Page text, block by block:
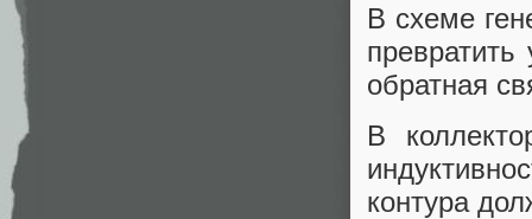
В схеме
превратить
обратная
В
контура